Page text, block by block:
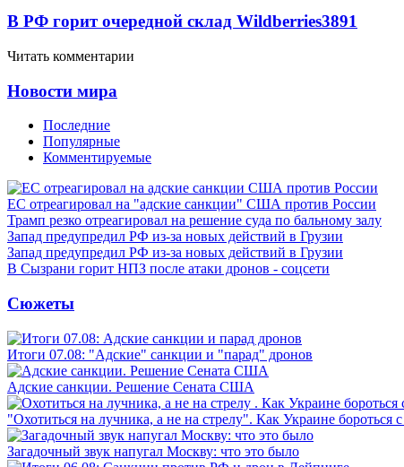
В РФ горит очередной склад Wildberries3891
Читать комментарии
Новости мира
Последние
Популярные
Комментируемые
ЕС отреагировал на "адские санкции" США против России
Трамп резко отреагировал на решение суда по бальному залу
Запад предупредил РФ из-за новых действий в Грузии
Запад предупредил РФ из-за новых действий в Грузии
В Сызрани горит НПЗ после атаки дронов - соцсети
Сюжеты
Итоги 07.08: "Адские" санкции и "парад" дронов
Адские санкции. Решение Сената США
"Охотиться на лучника, а не на стрелу". Как Украине бороться
Загадочный звук напугал Москву: что это было